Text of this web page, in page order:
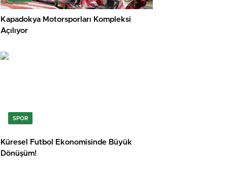
Kapadokya Motorsporları Kompleksi
Açılıyor
SPOR
Küresel Futbol Ekonomisinde Büyük
Dönüşüm!